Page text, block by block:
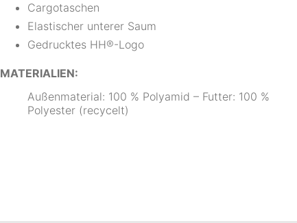
Cargotaschen
Elastischer unterer Saum
Gedrucktes HH®-Logo
MATERIALIEN:
Außenmaterial: 100 % Polyamid – Futter: 100 %
Polyester (recycelt)